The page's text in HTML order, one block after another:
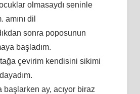
olmasaydı seninle
dil
sonra poposunun
başladım.
çevirim kendisini sikimi
ay, acıyor biraz